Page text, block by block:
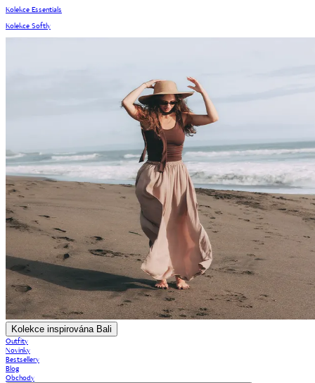
Kolekce Essentials
Kolekce Softly
Kolekce inspirována Bali
Outfity
Novinky
Bestsellery
Blog
Obchody